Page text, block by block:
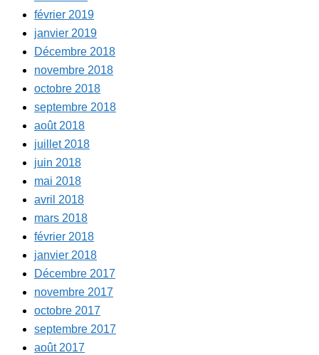
février 2019
janvier 2019
Décembre 2018
novembre 2018
octobre 2018
septembre 2018
août 2018
juillet 2018
juin 2018
mai 2018
avril 2018
mars 2018
février 2018
janvier 2018
Décembre 2017
novembre 2017
octobre 2017
septembre 2017
août 2017